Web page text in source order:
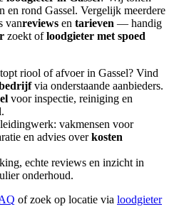
en rond Gassel. Vergelijk meerdere
vanreviews en tarieven — handig
zoekt ofloodgieter met spoed
riool of afvoer in Gassel? Vind
via onderstaande aanbieders.
voor inspectie, reiniging en
vakmensen voor
en advies overkosten
echte reviews en inzicht in
onderhoud.
of zoek op locatie via loodgieter